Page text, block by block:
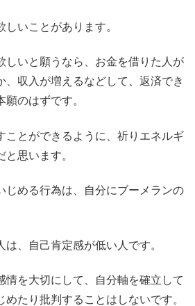
いことがあります。
しいと願うなら、お金を借りた人が
、収入が増えるなどして、返済でき
のはずです。
ことができるように、祈りエネルギ
思います。
じめる行為は、自分にブーメランの
、自己肯定感が低い人です。
情を大切にして、自分軸を確立して
めたり批判することはしないです。